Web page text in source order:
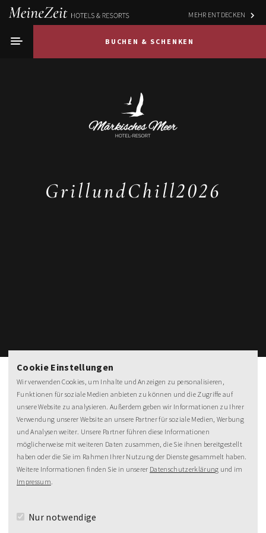
MEHR ENTDECKEN
BUCHEN & SCHENKEN
GrillundChill2026
NEWSLETTER
MeineZeit-Post
Cookie Einstellungen
Wir verwenden Cookies, um Inhalte und Anzeigen zu personalisieren,
Funktionen für soziale Medien anbieten zu können und die Zugriffe auf
unsere Website zu analysieren. Außerdem geben wir Informationen zu Ihrer
Verwendung unserer Website an unsere Partner für soziale Medien, Werbung
und Analysen weiter. Unsere Partner führen diese Informationen
möglicherweise mit weiteren Daten zusammen, die Sie ihnen bereitgestellt
haben oder die Sie im Rahmen Ihrer Nutzung der Dienste gesammelt haben.
Weitere Informationen finden Sie in unserer Datenschutzerklärung und im
Impressum.
Nur notwendige